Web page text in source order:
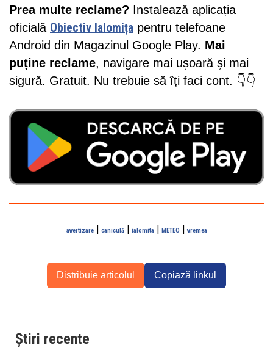
Prea multe reclame? Instalează aplicația
oficială Obiectiv Ialomița pentru telefoane
Android din Magazinul Google Play. Mai
puține reclame, navigare mai ușoară și mai
sigură. Gratuit. Nu trebuie să îți faci cont. 👇👇
avertizare| caniculă| ialomita| METEO | vremea
Distribuie articolul Copiază linkul
Știri recente